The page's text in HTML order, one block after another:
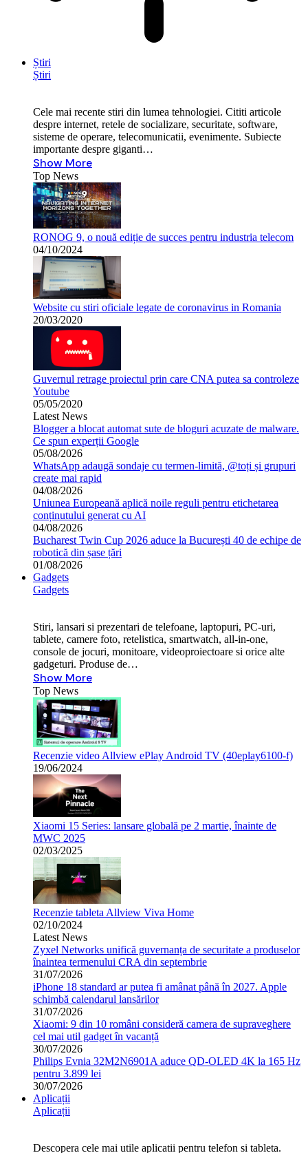
Știri
Știri
Cele mai recente stiri din lumea tehnologiei. Cititi articole
despre internet, retele de socializare, securitate, software,
sisteme de operare, telecomunicatii, evenimente. Subiecte
importante despre giganti…
Show More
Top News
RONOG 9, o nouă ediție de succes pentru industria telecom
04/10/2024
Website cu stiri oficiale legate de coronavirus in Romania
20/03/2020
Guvernul retrage proiectul prin care CNA putea sa controleze
Youtube
05/05/2020
Latest News
Blogger a blocat automat sute de bloguri acuzate de malware.
Ce spun experții Google
05/08/2026
WhatsApp adaugă sondaje cu termen-limită, @toți și grupuri
create mai rapid
04/08/2026
Uniunea Europeană aplică noile reguli pentru etichetarea
conținutului generat cu AI
04/08/2026
Bucharest Twin Cup 2026 aduce la București 40 de echipe de
robotică din șase țări
01/08/2026
Gadgets
Gadgets
Stiri, lansari si prezentari de telefoane, laptopuri, PC-uri,
tablete, camere foto, retelistica, smartwatch, all-in-one,
console de jocuri, monitoare, videoproiectoare si orice alte
gadgeturi. Produse de…
Show More
Top News
Recenzie video Allview ePlay Android TV (40eplay6100-f)
19/06/2024
Xiaomi 15 Series: lansare globală pe 2 martie, înainte de
MWC 2025
02/03/2025
Recenzie tableta Allview Viva Home
02/10/2024
Latest News
Zyxel Networks unifică guvernanța de securitate a produselor
înaintea termenului CRA din septembrie
31/07/2026
iPhone 18 standard ar putea fi amânat până în 2027. Apple
schimbă calendarul lansărilor
31/07/2026
Xiaomi: 9 din 10 români consideră camera de supraveghere
cel mai util gadget în vacanță
30/07/2026
Philips Evnia 32M2N6901A aduce QD-OLED 4K la 165 Hz
pentru 3.899 lei
30/07/2026
Aplicații
Aplicații
Descopera cele mai utile aplicatii pentru telefon si tableta.